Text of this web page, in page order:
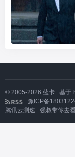
© 2005-2026 蓝卡 基于
豫ICP备
腾讯云测速
强叔带你去